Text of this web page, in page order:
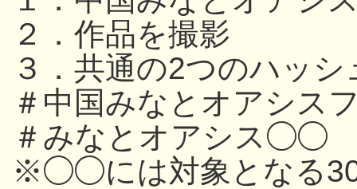
２．作品を撮影
３．共通の2つのハッ
＃中国みなとオアシス
＃みなとオアシス◯◯
※◯◯には対象となる30